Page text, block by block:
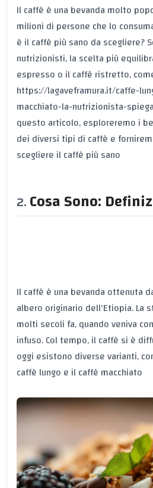
Il caffè è una bevanda molto
milioni di persone che lo
è il caffè più sano da scegliere?
nutrizionisti, la scelta più
espresso o il caffè ristretto,
https://lagaveframura.it/caffe-
macchiato-la-nutrizionista-
questo articolo, esploreremo i
dei diversi tipi di caffè e
scegliere il caffè più sano
Cosa Sono:
Il caffè è una bevanda ottenuta
albero originario dell'Etiopia. La
molti secoli fa, quando veniva
infuso. Col tempo, il caffè si è
oggi esistono diverse varianti,
caffè lungo e il caffè macchiato